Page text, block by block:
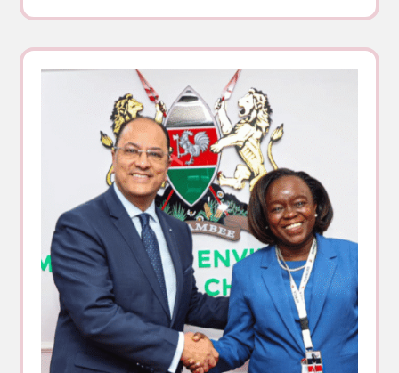
à
Wuhan
sur
le
patrimoine
culturel
numérisé